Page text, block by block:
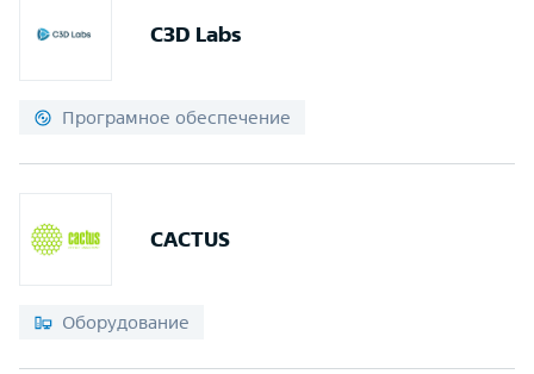
C3D Labs
Програмное обеспечение
CACTUS
Оборудование